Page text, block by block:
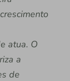
atua. O
a
de